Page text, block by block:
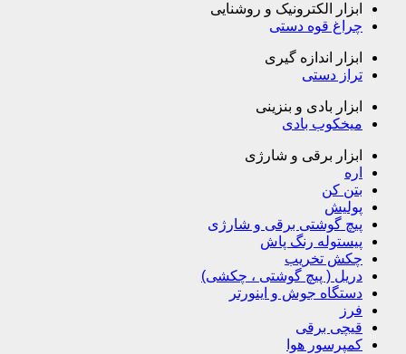
ابزار الکترونیک و روشنایی
چراغ قوه دستی
ابزار اندازه گیری
تراز دستی
ابزار بادی و بنزینی
میخکوب بادی
ابزار برقی و شارژی
اره
بتن کن
پولیش
پیچ گوشتی برقی و شارژی
پیستوله رنگ پاش
چکش تخریب
دریل ( پیچ گوشتی ، چکشی)
دستگاه جوش و اینورتر
فرز
قیچی برقی
کمپرسور هوا